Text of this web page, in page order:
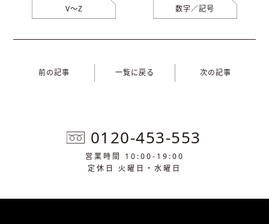
V〜Z 数字／記号
前の記事 一覧に戻る 次の記事
0120-453-553
営業時間 10:00-19:00
定休日 火曜日・水曜日